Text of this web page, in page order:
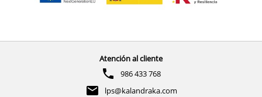
Atención al cliente
986 433 768
lps@kalandraka.com